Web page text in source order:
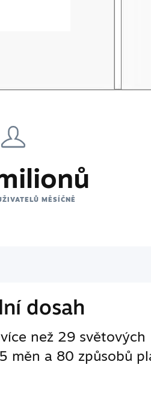
MĚSÍČNĚ
dosah
než 29 světových
měn a 80 způsobů